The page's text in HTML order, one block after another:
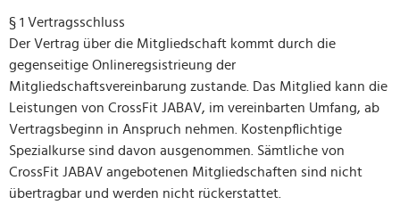
§ 1 Vertragsschluss
Der Vertrag über die Mitgliedschaft kommt durch die
gegenseitige Onlineregsistrieung der
Mitgliedschaftsvereinbarung zustande. Das Mitglied kann die
Leistungen von CrossFit JABAV, im vereinbarten Umfang, ab
Vertragsbeginn in Anspruch nehmen. Kostenpflichtige
Spezialkurse sind davon ausgenommen. Sämtliche von
CrossFit JABAV angebotenen Mitgliedschaften sind nicht
übertragbar und werden nicht rückerstattet.